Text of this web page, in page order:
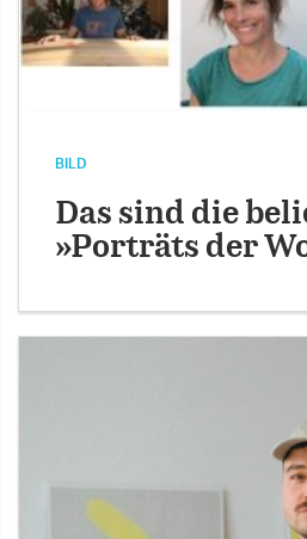
BILD
Das sind die
»Porträts der